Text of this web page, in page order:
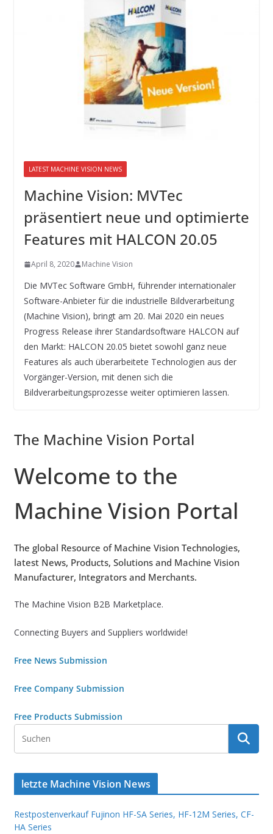
LATEST MACHINE VISION NEWS
Machine Vision: MVTec
präsentiert neue und optimierte
Features mit HALCON 20.05
April 8, 2020 Machine Vision
Die MVTec Software GmbH, führender internationaler
Software-Anbieter für die industrielle Bildverarbeitung
(Machine Vision), bringt am 20. Mai 2020 ein neues
Progress Release ihrer Standardsoftware HALCON auf
den Markt: HALCON 20.05 bietet sowohl ganz neue
Features als auch überarbeitete Technologien aus der
Vorgänger-Version, mit denen sich die
Bildverarbeitungsprozesse weiter optimieren lassen.
The Machine Vision Portal
Welcome to the
Machine Vision Portal
The global Resource of Machine Vision Technologies,
latest News, Products, Solutions and Machine Vision
Manufacturer, Integrators and Merchants.
The Machine Vision B2B Marketplace.
Connecting Buyers and Suppliers worldwide!
Free News Submission
Free Company Submission
Free Products Submission
letzte Machine Vision News
Restpostenverkauf Fujinon HF-SA Series, HF-12M Series, CF-
HA Series